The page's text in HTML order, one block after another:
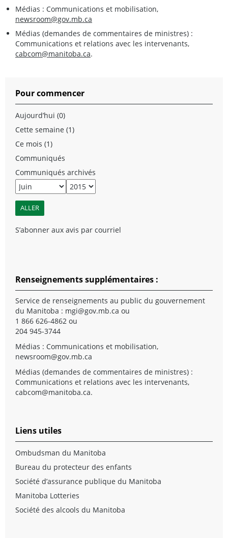
Médias : Communications et mobilisation,
newsroom@gov.mb.ca
Médias (demandes de commentaires de ministres) :
Communications et relations avec les intervenants,
cabcom@manitoba.ca.
Pour commencer
Aujourd’hui (0)
Cette semaine (1)
Ce mois (1)
Communiqués
Communiqués archivés
S’abonner aux avis par courriel
Renseignements supplémentaires :
Service de renseignements au public du gouvernement
du Manitoba : mgi@gov.mb.ca ou
1 866 626-4862 ou
204 945-3744
Médias : Communications et mobilisation,
newsroom@gov.mb.ca
Médias (demandes de commentaires de ministres) :
Communications et relations avec les intervenants,
cabcom@manitoba.ca.
Liens utiles
Ombudsman du Manitoba
Bureau du protecteur des enfants
Société d’assurance publique du Manitoba
Manitoba Lotteries
Société des alcools du Manitoba